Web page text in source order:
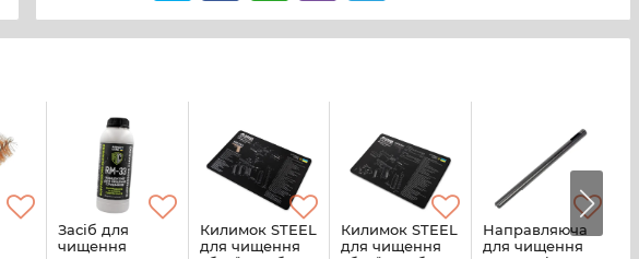
Засіб для
чищення
Килимок STEEL
для чищення
Килимок STEEL
для чищення
Направляюча
для чищення